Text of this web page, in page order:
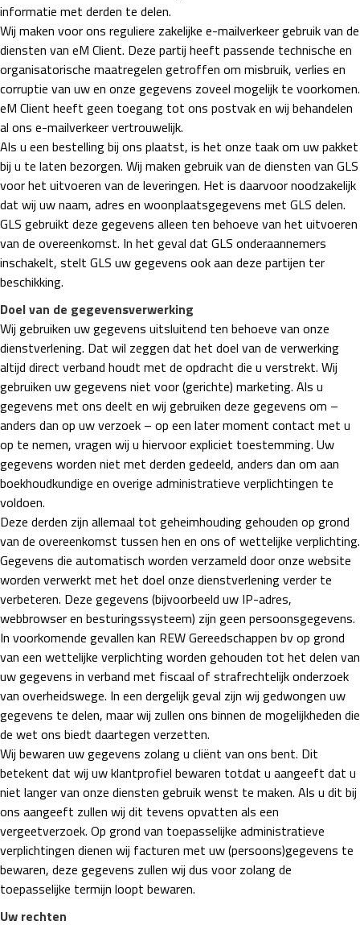
informatie met derden te delen.
Wij maken voor ons reguliere zakelijke e-mailverkeer gebruik van de
diensten van eM Client. Deze partij heeft passende technische en
organisatorische maatregelen getroffen om misbruik, verlies en
corruptie van uw en onze gegevens zoveel mogelijk te voorkomen.
eM Client heeft geen toegang tot ons postvak en wij behandelen
al ons e-mailverkeer vertrouwelijk.
Als u een bestelling bij ons plaatst, is het onze taak om uw pakket
bij u te laten bezorgen. Wij maken gebruik van de diensten van GLS
voor het uitvoeren van de leveringen. Het is daarvoor noodzakelijk
dat wij uw naam, adres en woonplaatsgegevens met GLS delen.
GLS gebruikt deze gegevens alleen ten behoeve van het uitvoeren
van de overeenkomst. In het geval dat GLS onderaannemers
inschakelt, stelt GLS uw gegevens ook aan deze partijen ter
beschikking.
Doel van de gegevensverwerking
Wij gebruiken uw gegevens uitsluitend ten behoeve van onze
dienstverlening. Dat wil zeggen dat het doel van de verwerking
altijd direct verband houdt met de opdracht die u verstrekt. Wij
gebruiken uw gegevens niet voor (gerichte) marketing. Als u
gegevens met ons deelt en wij gebruiken deze gegevens om –
anders dan op uw verzoek – op een later moment contact met u
op te nemen, vragen wij u hiervoor expliciet toestemming. Uw
gegevens worden niet met derden gedeeld, anders dan om aan
boekhoudkundige en overige administratieve verplichtingen te
voldoen.
Deze derden zijn allemaal tot geheimhouding gehouden op grond
van de overeenkomst tussen hen en ons of wettelijke verplichting.
Gegevens die automatisch worden verzameld door onze website
worden verwerkt met het doel onze dienstverlening verder te
verbeteren. Deze gegevens (bijvoorbeeld uw IP-adres,
webbrowser en besturingssysteem) zijn geen persoonsgegevens.
In voorkomende gevallen kan REW Gereedschappen bv op grond
van een wettelijke verplichting worden gehouden tot het delen van
uw gegevens in verband met fiscaal of strafrechtelijk onderzoek
van overheidswege. In een dergelijk geval zijn wij gedwongen uw
gegevens te delen, maar wij zullen ons binnen de mogelijkheden die
de wet ons biedt daartegen verzetten.
Wij bewaren uw gegevens zolang u cliënt van ons bent. Dit
betekent dat wij uw klantprofiel bewaren totdat u aangeeft dat u
niet langer van onze diensten gebruik wenst te maken. Als u dit bij
ons aangeeft zullen wij dit tevens opvatten als een
vergeetverzoek. Op grond van toepasselijke administratieve
verplichtingen dienen wij facturen met uw (persoons)gegevens te
bewaren, deze gegevens zullen wij dus voor zolang de
toepasselijke termijn loopt bewaren.
Uw rechten